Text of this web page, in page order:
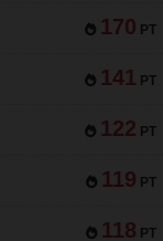
170 PT
141 PT
122 PT
119 PT
118 PT